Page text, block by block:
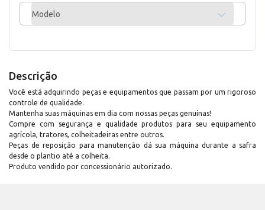
Modelo
Descrição
Você está adquirindo peças e equipamentos que passam por um rigoroso
controle de qualidade.
Mantenha suas máquinas em dia com nossas peças genuínas!
Compre com segurança e qualidade produtos para seu equipamento
agrícola, tratores, colheitadeiras entre outros.
Peças de reposição para manutenção dá sua máquina durante a safra
desde o plantio até a colheita.
Produto vendido por concessionário autorizado.